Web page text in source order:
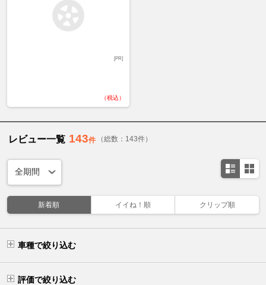
[PR]
（税込）
レビュー一覧 143件 （総数：143件）
新着順 イイね！順 クリップ順
車種で絞り込む
評価で絞り込む